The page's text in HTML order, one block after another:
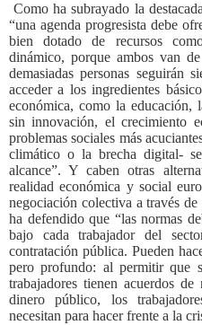
Como ha subrayado la
“una agenda progresista debe
bien dotado de recursos
dinámico, porque ambos van
demasiadas personas seguirán
acceder a los ingredientes
económica, como la
sin innovación, el crecimiento
problemas sociales más
climático o la brecha digital-
alcance”. Y caben otras
realidad económica y social
negociación colectiva a través
ha defendido que “las normas
bajo cada trabajador del
contratación pública. Pueden
pero profundo: al permitir que
trabajadores tienen acuerdos
dinero público, los
necesitan para hacer frente a la